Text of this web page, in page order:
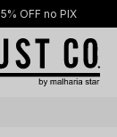
5% OFF no PIX